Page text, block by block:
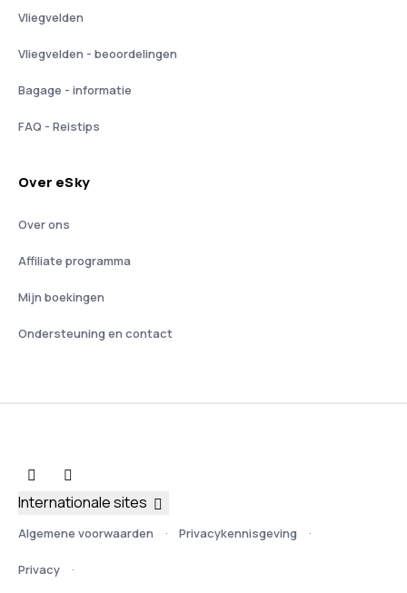
Vliegvelden
Vliegvelden - beoordelingen
Bagage - informatie
FAQ - Reistips
Over eSky
Over ons
Affiliate programma
Mijn boekingen
Ondersteuning en contact
Algemene voorwaarden Privacykennisgeving
Privacy
Internationale sites